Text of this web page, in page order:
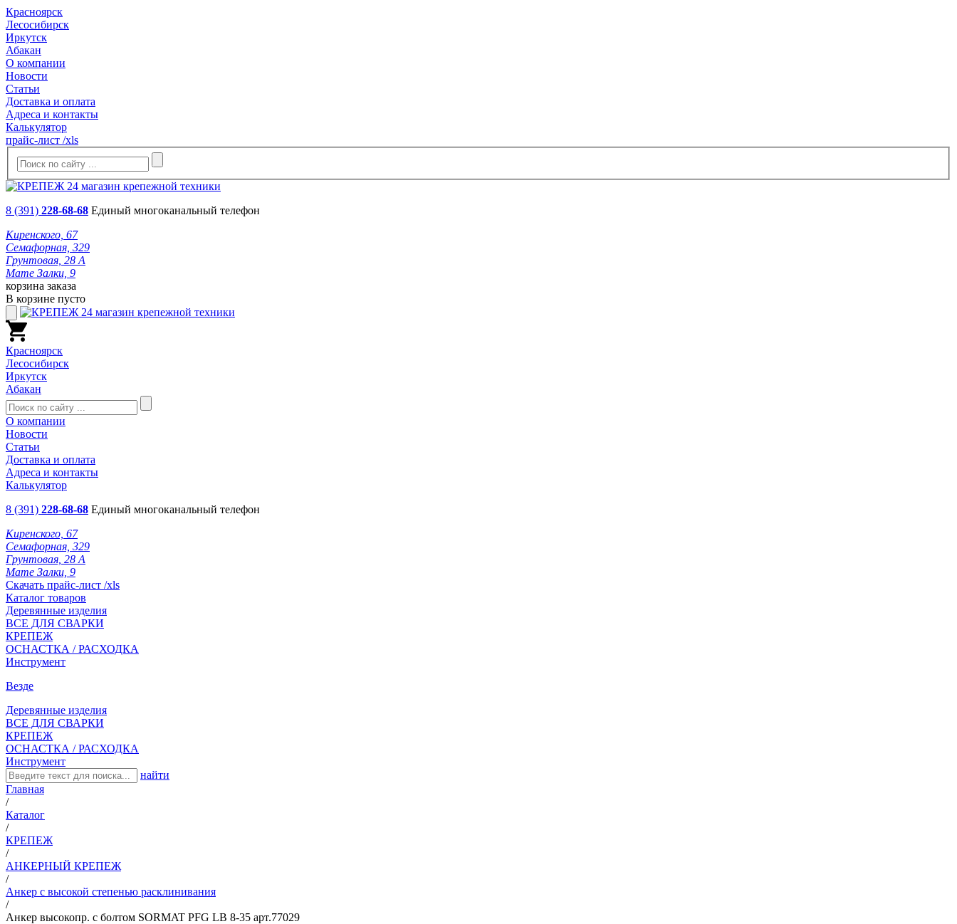
Красноярск
Лесосибирск
Иркутск
Абакан
О компании
Новости
Статьи
Доставка и оплата
Адреса и контакты
Калькулятор
прайс-лист /xls
8 (391) 228-68-68 Единый многоканальный телефон
Киренского, 67
Семафорная, 329
Грунтовая, 28 А
Мате Залки, 9
корзина заказа
В корзине пусто
Красноярск
Лесосибирск
Иркутск
Абакан
О компании
Новости
Статьи
Доставка и оплата
Адреса и контакты
Калькулятор
8 (391) 228-68-68 Единый многоканальный телефон
Киренского, 67
Семафорная, 329
Грунтовая, 28 А
Мате Залки, 9
Скачать прайс-лист /xls
Каталог товаров
Деревянные изделия
ВСЕ ДЛЯ СВАРКИ
КРЕПЕЖ
ОСНАСТКА / РАСХОДКА
Инструмент
Везде
Деревянные изделия
ВСЕ ДЛЯ СВАРКИ
КРЕПЕЖ
ОСНАСТКА / РАСХОДКА
Инструмент
найти
Главная
/
Каталог
/
КРЕПЕЖ
/
АНКЕРНЫЙ КРЕПЕЖ
/
Анкер с высокой степенью расклинивания
/
Анкер высокопр. с болтом SORMAT PFG LB 8-35 арт.77029